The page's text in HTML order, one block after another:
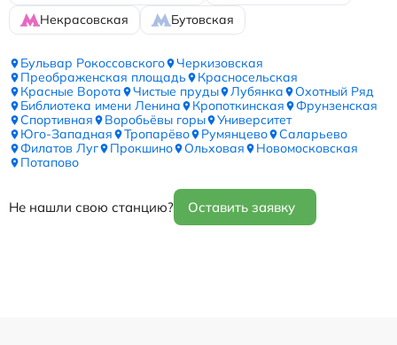
Некрасовская
Бутовская
Бульвар Рокоссовского
Черкизовская
Преображенская площадь
Красносельская
Красные Ворота
Чистые пруды Лубянка
Охотный Ряд
Библиотека имени Ленина
Кропоткинская
Фрунзенская
Спортивная
Воробьёвы горы
Университет
Юго-Западная
Тропарёво Румянцево
Саларьево
Филатов Луг
Прокшино Ольховая
Новомосковская
Потапово
Не нашли свою станцию? Оставить заявку